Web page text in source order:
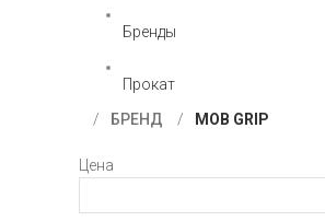
Бренды
Прокат
БРЕНД
MOB GRIP
Цена